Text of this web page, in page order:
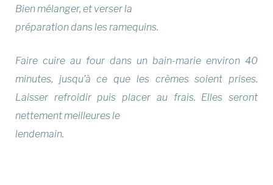
Bien mélanger, et verser la
préparation dans les ramequins.
Faire cuire au four dans un bain-marie environ 40
minutes, jusqu’à ce que les crèmes soient prises.
Laisser refroidir puis placer au frais. Elles seront
nettement meilleures le
lendemain.